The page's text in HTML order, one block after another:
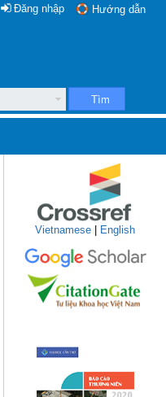
Hướng dẫn
Đăng nhập
Tìm
Vietnamese English